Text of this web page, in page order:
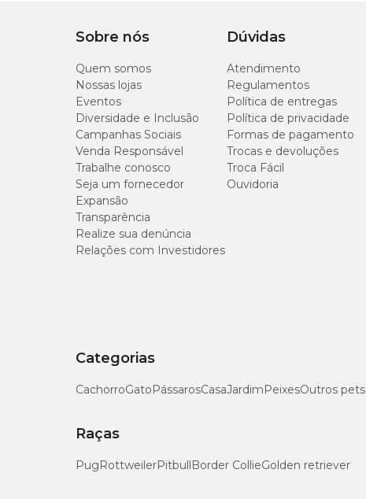
Sobre nós
Quem somos
Nossas lojas
Eventos
Diversidade e Inclusão
Campanhas Sociais
Venda Responsável
Trabalhe conosco
Seja um fornecedor
Expansão
Transparência
Realize sua denúncia
Relações com Investidores
Dúvidas
Atendimento
Regulamentos
Política de entregas
Política de privacidade
Formas de pagamento
Trocas e devoluções
Troca Fácil
Ouvidoria
Categorias
CachorroGatoPássarosCasaJardimPeixesOutros pets
Raças
PugRottweilerPitbullBorder CollieGolden retriever